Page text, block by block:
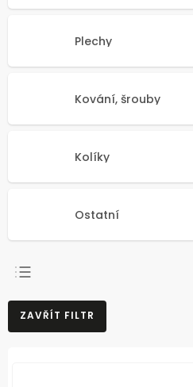
Plechy
Kování, šrouby
Kolíky
Ostatní
NEJPRODÁVANĚJŠÍ
NEJLEVNĚJŠÍ
ZAVŘÍT FILTR